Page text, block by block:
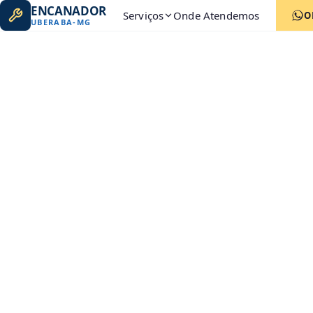
ENCANADOR
UBERABA- MG Serviços Onde Atendemos